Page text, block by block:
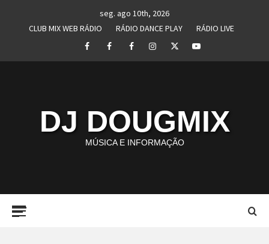
seg. ago 10th, 2026
CLUB MIX WEB RÁDIO
RÁDIO DANCE PLAY
RÁDIO LIVE
FacebookPerfil
I
Perfil
II
InstagramTwitterYoutube
DJ DOUGMIX
MÚSICA E INFORMAÇÃO